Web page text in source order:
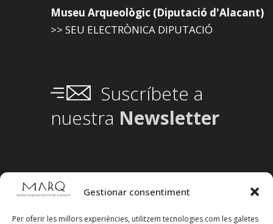
Gestionar consentiment
Per oferir les millors experiències, utilitzem tecnologies com les galetes
Museu Arqueològic (Diputació d'Alacant)
>> SEU ELECTRÒNICA DIPUTACIÓ
Suscríbete a
nuestra Newsletter